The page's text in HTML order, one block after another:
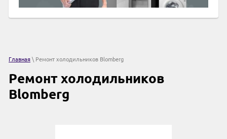
Главная \ Ремонт холодильников Blomberg
Ремонт холодильников
Blomberg